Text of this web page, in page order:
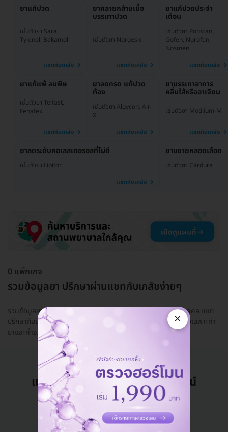
ยาแก้ปวด
เช่นตัวยา Sara,
Tylenol, Bakamol
ยาคลายกล้ามเนื้อ
บรรเทาปวด
เช่นตัวยา Norgesic
ยาแก้ปวดประจำ
เดือน
เช่นตัวยา Ponstan,
Gofen, Nurofen,
Nosmen
ยาแก้แพ้ ลมพิษ
เช่นตัวยา Telfast,
Fenafex
ยาลดกรด แก้ปวด
ท้อง
เช่นตัวยา Algycon, Air-
X
ยาบรรเทาอาการ
คลื่นไส้หรืออาเจียน
เช่นตัวยา Motilium-M
ยาลดระดับคอเลสเตอรอลที่ไม่ดี
เช่นตัวยา Lipitor
ยาขยายหลอดเลือด
เช่นตัวยา Cardura
0 แพ็กเกจ
รวมข้อมูลยา ปรึกษาผ่านแชทกับเภสัชง่ายๆ
รวมข้อมูลยา ใช้ยาอะไรดีให้เหมาะกับอาการและสุขภาพของแต่ละบุคคล แชท
ปรึกษากับเภสัชกรที่มีใบอนุญาตให้แน่ใจก่อน! ปรึกษาฟรี มีค่าใช้จ่ายเฉพาะค่า
ยาและค่าจ...อ่านเพิ่ม
แอดมินพร้อมดูแลคุณทุกวันทางไลน์
คุยกับแอดมิน ฟรี!
×